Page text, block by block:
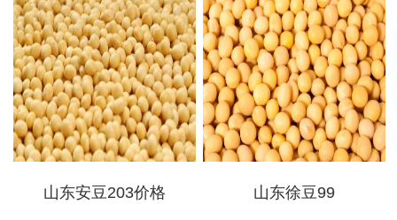
山东安豆203价格 山东徐豆99